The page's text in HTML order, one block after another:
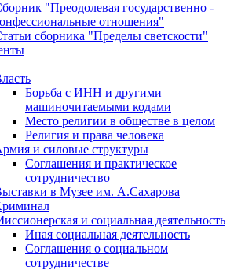
"Преодолевая государственно -
отношения"
сборника "Пределы светскости"
Борьба с ИНН и другими
машиночитаемыми кодами
Место религии в обществе в целом
Религия и права человека
и силовые структуры
Соглашения и практическое
сотрудничество
в Музее им. А.Сахарова
и социальная деятельность
Иная социальная деятельность
Соглашения о социальном
сотрудничестве